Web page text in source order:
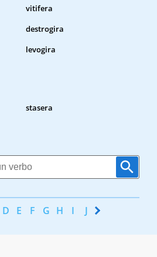
vitifera
destrogira
levogira
stasera
D E F G H I J K